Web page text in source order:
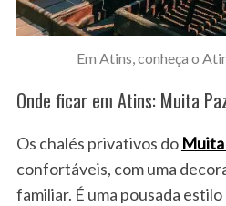
Em Atins, conheça o
Onde ficar em Atins: Muita
Os chalés privativos do Muita
confortáveis, com uma
familiar. É uma pousada